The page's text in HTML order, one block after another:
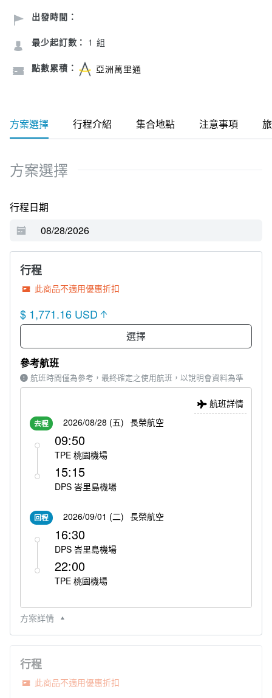
出發時間：
最少起訂數： 1 組
點數累積： 亞洲萬里通
方案選擇 行程介紹 集合地點 注意事項
方案選擇
行程日期
行程
此商品不適用優惠折扣
$ 1,771.16 USD
選擇
參考航班
航班時間僅為參考，最終確定之使用航班，以說明會資料為準
航班詳情
去程 2026/08/28 (五) 長榮航空
09:50
TPE 桃園機場
15:15
DPS 峇里島機場
回程 2026/09/01 (二) 長榮航空
16:30
DPS 峇里島機場
22:00
TPE 桃園機場
方案詳情
行程
此商品不適用優惠折扣